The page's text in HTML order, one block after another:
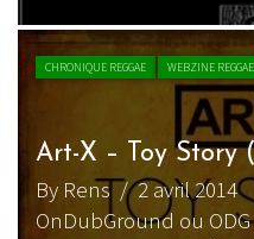
CHRONIQUE REGGAE WEBZINE REGGAE
Art-X – Toy Story
By Rens/ 2 avril 2014
OnDubGround ou